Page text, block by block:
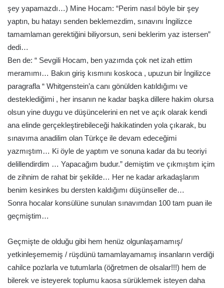
şey yapamazdı…) Mine Hocam: “Perim nasıl böyle bir şey
yaptın, bu hatayı senden beklemezdim, sınavını İngilizce
tamamlaman gerektiğini biliyorsun, seni beklerim yaz istersen”
dedi…
Ben de: “ Sevgili Hocam, ben yazımda çok net izah ettim
meramımı… Bakın giriş kısmını koskoca , upuzun bir İngilizce
paragrafla “ Whitgenstein’a canı gönülden katıldığımı ve
desteklediğimi , her insanın ne kadar başka dillere hakim olursa
olsun yine duygu ve düşüncelerini en net ve açık olarak kendi
ana elinde gerçekleştirebileceği hakikatinden yola çıkarak, bu
sınavıma anadilim olan Türkçe ile devam edeceğimi
yazmıştım… Ki öyle de yaptım ve sonuna kadar da bu teoriyi
delillendirdim … Yapacağım budur.” demiştim ve çıkmıştım içim
de zihnim de rahat bir şekilde… Her ne kadar arkadaşlarım
benim kesinkes bu dersten kaldığımı düşünseller de…
Sonra hocalar konsülüne sunulan sınavımdan 100 tam puan ile
geçmiştim…
Geçmişte de olduğu gibi hem henüz olgunlaşamamış/
yetkinleşememiş / rüşdünü tamamlayamamış insanların verdiği
cahilce pozlarla ve tutumlarla (öğretmen de olsalar!!!) hem de
bilerek ve isteyerek toplumu kaosa sürüklemek isteyen daha